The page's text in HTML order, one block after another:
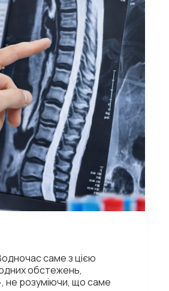
саме з цією
обстежень,
не розуміючи, що саме